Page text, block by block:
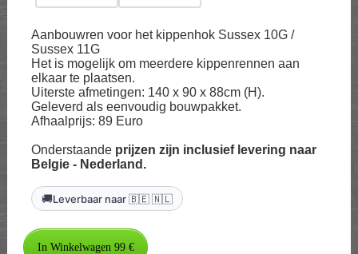
Aanbouwren voor het kippenhok Sussex 10G /
Sussex 11G
Het is mogelijk om meerdere kippenrennen aan
elkaar te plaatsen.
Uiterste afmetingen: 140 x 90 x 88cm (H).
Geleverd als eenvoudig bouwpakket.
Afhaalprijs: 89 Euro
Onderstaande prijzen zijn inclusief levering naar
Belgie - Nederland.
🚚Leverbaar naar 🇧🇪 🇳🇱